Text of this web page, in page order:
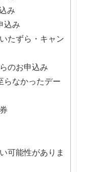
み
込み
たずら・キャン
のお申込み
らなかったデー
可能性がありま